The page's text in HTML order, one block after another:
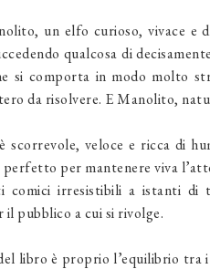
un elfo curioso, vivace e
qualcosa di
si comporta in modo molto
da risolvere. E Manolito,
scorrevole, veloce e ricca di
per mantenere viva
comici irresistibili a istanti di
pubblico a cui si rivolge.
libro è proprio l’equilibrio tra